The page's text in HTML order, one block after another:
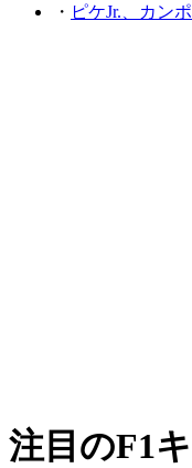
・ ピケJr.、カン
注目のF1